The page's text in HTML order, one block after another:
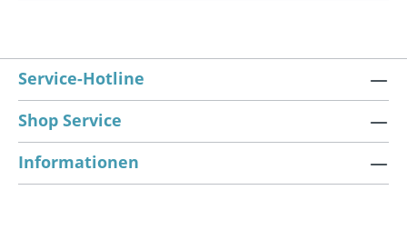
Service-Hotline
Shop Service
Informationen